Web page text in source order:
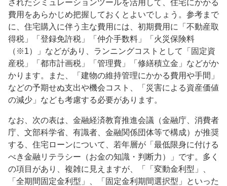
されたシミュレーションツールを活用して、住宅にかかる
費用をあらかじめ把握しておくとよいでしょう。参考まで
に、住宅購入に伴う主な費用には、初期費用に「不動産取
得税」「登録免許税」「仲介手数料」「火災保険料
（※1）」などがあり、ランニングコストとして「固定資
産税」「都市計画税」「管理費」「修繕積立金」などがか
かります。また、「建物の維持管理にかかる費用や手間」
などの予期せぬ支出や機会コスト、「災害による資産価値
の減少」なども考慮する必要があります。
なお、次の表は、金融経済教育推進会議（金融庁、消費者
庁、文部科学省、有識者、金融関係団体等で構成）が推奨
する、住宅ローンについて、若年層が「最低限身に付ける
べき金融リテラシー（お金の知識・判断力）」です。多く
の項目があり、複雑に見えますが、「「変動金利型」、
「全期間固定金利型」、「固定金利期間選択型」といった